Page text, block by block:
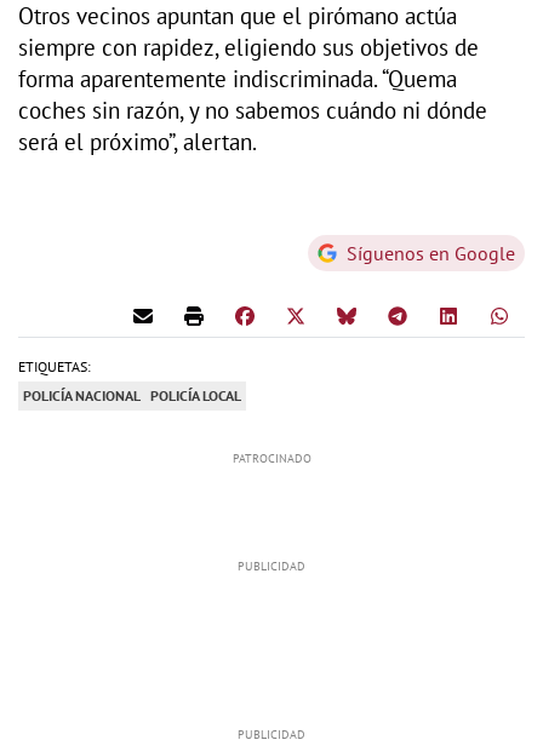
Otros vecinos apuntan que el pirómano actúa
siempre con rapidez, eligiendo sus objetivos de
forma aparentemente indiscriminada. “Quema
coches sin razón, y no sabemos cuándo ni dónde
será el próximo”, alertan.
Síguenos en Google
ETIQUETAS:
POLICÍA NACIONAL POLICÍA LOCAL